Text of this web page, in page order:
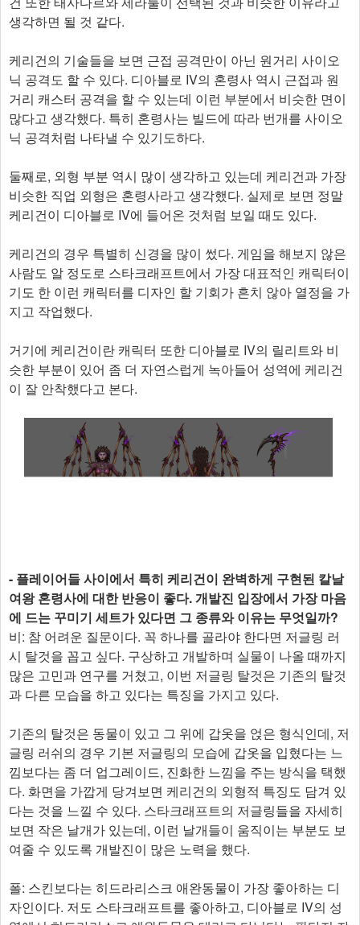
생각하면 될 것 같다.
케리건의 기술들을 보면 근접 공격만이 아닌 원거리 사이오
닉 공격도 할 수 있다. 디아블로 IV의 혼령사 역시 근접과 원
거리 캐스터 공격을 할 수 있는데 이런 부분에서 비슷한 면이
많다고 생각했다. 특히 혼령사는 빌드에 따라 번개를 사이오
닉 공격처럼 나타낼 수 있기도하다.
둘째로, 외형 부분 역시 많이 생각하고 있는데 케리건과 가장
비슷한 직업 외형은 혼령사라고 생각했다. 실제로 보면 정말
케리건이 디아블로 IV에 들어온 것처럼 보일 때도 있다.
케리건의 경우 특별히 신경을 많이 썼다. 게임을 해보지 않은
사람도 알 정도로 스타크래프트에서 가장 대표적인 캐릭터이
기도 한 이런 캐릭터를 디자인 할 기회가 흔치 않아 열정을 가
지고 작업했다.
거기에 케리건이란 캐릭터 또한 디아블로 IV의 릴리트와 비
슷한 부분이 있어 좀 더 자연스럽게 녹아들어 성역에 케리건
이 잘 안착했다고 본다.
- 플레이어들 사이에서 특히 케리건이 완벽하게 구현된 칼날
여왕 혼령사에 대한 반응이 좋다. 개발진 입장에서 가장 마음
에 드는 꾸미기 세트가 있다면 그 종류와 이유는 무엇일까?
비: 참 어려운 질문이다. 꼭 하나를 골라야 한다면 저글링 러
시 탈것을 꼽고 싶다. 구상하고 개발하며 실물이 나올 때까지
많은 고민과 연구를 거쳤고, 이번 저글링 탈것은 기존의 탈것
과 다른 모습을 하고 있다는 특징을 가지고 있다.
기존의 탈것은 동물이 있고 그 위에 갑옷을 얹은 형식인데, 저
글링 러쉬의 경우 기본 저글링의 모습에 갑옷을 입혔다는 느
낌보다는 좀 더 업그레이드, 진화한 느낌을 주는 방식을 택했
다. 화면을 가깝게 당겨보면 케리건의 외형적 특징도 담겨 있
다는 것을 느낄 수 있다. 스타크래프트의 저글링들을 자세히
보면 작은 날개가 있는데, 이런 날개들이 움직이는 부분도 보
여줄 수 있도록 개발진이 많은 노력을 했다.
폴: 스킨보다는 히드라리스크 애완동물이 가장 좋아하는 디
자인이다. 저도 스타크래프트를 좋아하고, 디아블로 IV의 성